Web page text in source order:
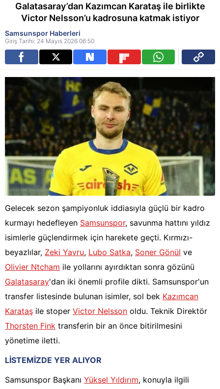
Galatasaray’dan Kazımcan Karataş ile birlikte
Victor Nelsson’u kadrosuna katmak istiyor
Samsunspor Haberleri
Giriş Tarihi: 24 Mayıs 2026 06:50
Gelecek sezon şampiyonluk iddiasıyla güçlü bir kadro
kurmayı hedefleyen Samsunspor, savunma hattını yıldız
isimlerle güçlendirmek için harekete geçti. Kırmızı-
beyazlılar, Zeki Yavru, Lubo Satka, Soner Gönül ve
Olivier Ntcham ile yollarını ayırdıktan sonra gözünü
Galatasaray'dan iki önemli profile dikti. Samsunspor'un
transfer listesinde bulunan isimler, sol bek Kazımcan
Karataş ile stoper Victor Nelsson oldu. Teknik Direktör
Thorsten Fink transferin bir an önce bitirilmesini
yönetime iletti.
LİSTEMİZDE YER ALIYOR
Samsunspor Başkanı Yüksel Yıldırım, konuyla ilgili